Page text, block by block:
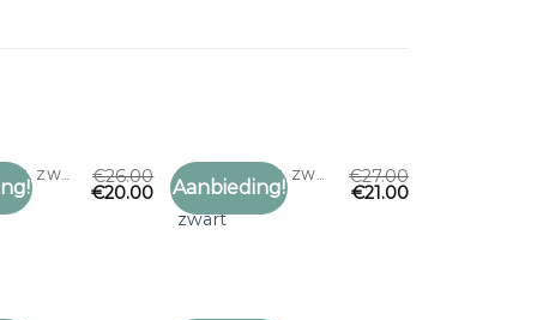
Toevoegen
WOLLEN SJAAL ZWART €26.00
€20.00 Aanbieding!
Toevoegen
WOLLEN SJAAL ZWART
wollen sjaal
zwart
€27.00
€21.00